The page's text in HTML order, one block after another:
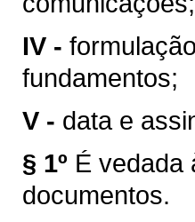
IV -
fundamentos;
V - data e
§ 1º É vedada
documentos.